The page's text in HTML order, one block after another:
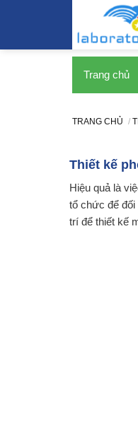
bàn thí
Trang chủ
TRANG CHỦ /
Thiết kế
Hiệu quả là
tổ chức để đối
trí để thiết kế